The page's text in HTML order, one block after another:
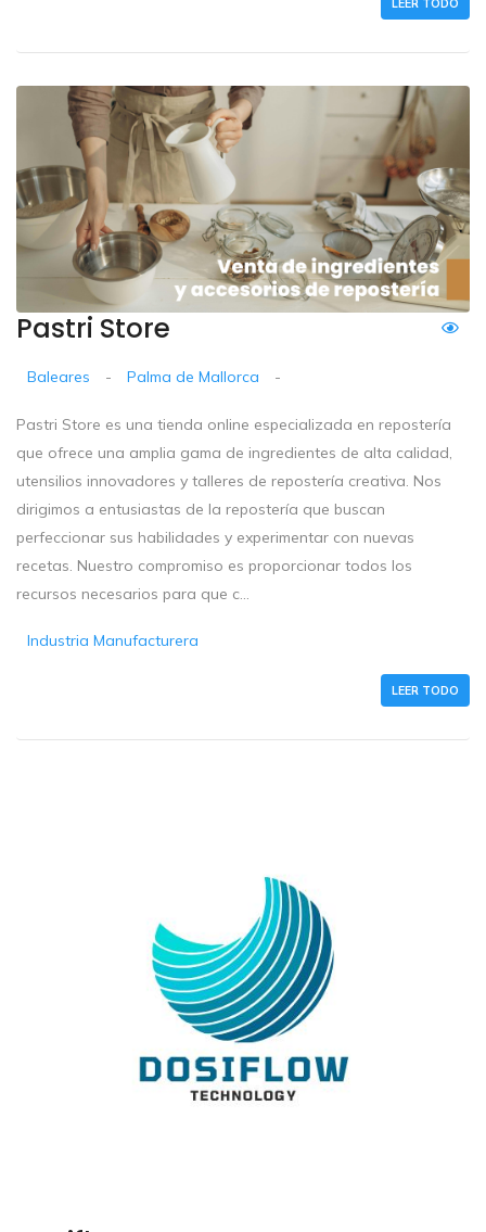
Pastri Store
Baleares - Palma de Mallorca -
Pastri Store es una tienda online especializada en repostería
que ofrece una amplia gama de ingredientes de alta calidad,
utensilios innovadores y talleres de repostería creativa. Nos
dirigimos a entusiastas de la repostería que buscan
perfeccionar sus habilidades y experimentar con nuevas
recetas. Nuestro compromiso es proporcionar todos los
recursos necesarios para que c...
Industria Manufacturera
LEER TODO